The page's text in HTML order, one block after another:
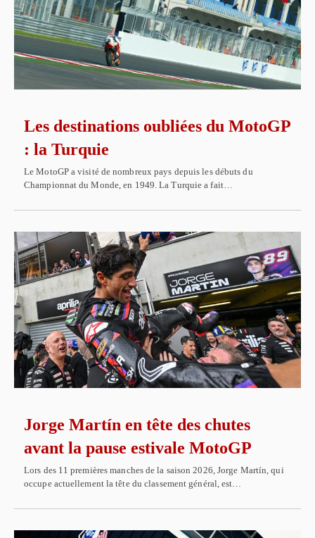
Les destinations oubliées du MotoGP
: la Turquie
Le MotoGP a visité de nombreux pays depuis les débuts du
Championnat du Monde, en 1949. La Turquie a fait…
Jorge Martín en tête des chutes
avant la pause estivale MotoGP
Lors des 11 premières manches de la saison 2026, Jorge Martín, qui
occupe actuellement la tête du classement général, est…